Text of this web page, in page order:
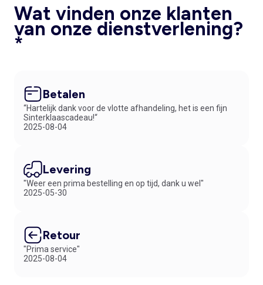
Wat vinden onze klanten
van onze dienstverlening?
*
Betalen
“Hartelijk dank voor de vlotte afhandeling, het is een fijn
Sinterklaascadeau!“
2025-08-04
Levering
"Weer een prima bestelling en op tijd, dank u wel"
2025-05-30
Retour
"Prima service"
2025-08-04